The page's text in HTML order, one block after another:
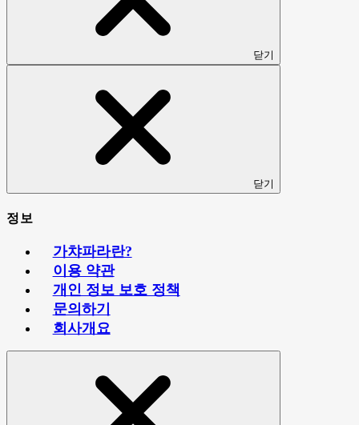
닫기
닫기
정보
가챠파라란?
이용 약관
개인 정보 보호 정책
문의하기
회사개요